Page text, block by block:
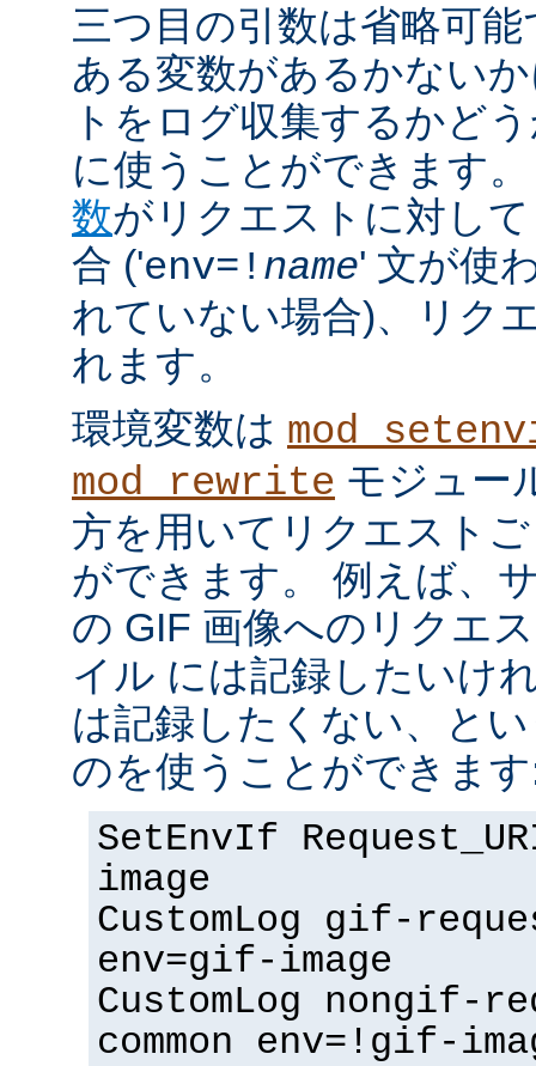
三つ目の引数は省略可
ある変数があるかない
トをログ収集するかど
に使うことができます
数がリクエストに対し
合 ('env=! name' 文が使
れていない場合)、リク
れます。
環境変数は
mod_rewrite モジュー
方を用いてリクエスト
ができます。 例えば、
の GIF 画像へのリクエ
イル には記録したいけ
は記録したくない、と
のを使うことができま
SetEnvIf
image
CustomLog gif-
env=gif-image
CustomLog nongif-
common env=!gif-